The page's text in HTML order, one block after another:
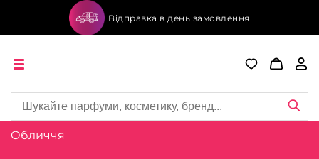
Відправка в день замовлення
Обличчя